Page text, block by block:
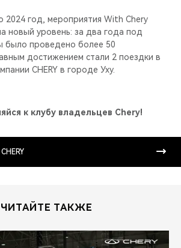
2024 год, мероприятия With Chery
новый уровень: за два года под
было проведено более 50
достижением стали 2 поездки в
CHERY в городе Уху.
к клубу владельцев Chery!
ЧИТАЙТЕ ТАКЖЕ